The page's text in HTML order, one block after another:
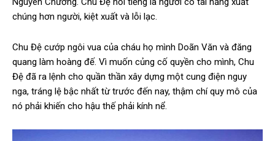
chúng hơn người, kiệt xuất và lỗi lạc.
Chu Đệ cướp ngôi vua của cháu họ mình Doãn Văn và đăng
quang làm hoàng đế. Vì muốn củng cố quyền cho mình, Chu
Đệ đã ra lệnh cho quần thần xây dựng một cung điện nguy
nga, tráng lệ bậc nhất từ trước đến nay, thậm chí quy mô của
nó phải khiến cho hậu thế phải kính nể.